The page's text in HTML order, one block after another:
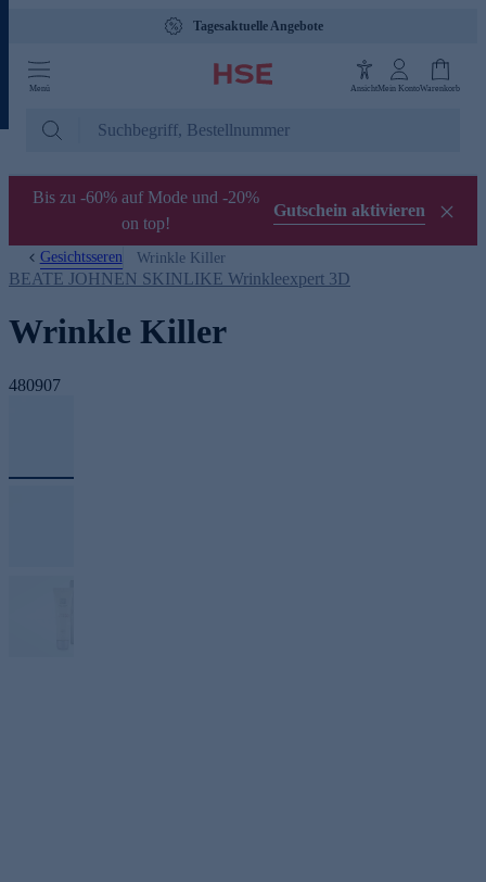
Tagesaktuelle Angebote
Menü AnsichtMein KontoWarenkorb
Bis zu -60% auf Mode und -20%
on top!
Gutschein aktivieren
Gesichtsseren Wrinkle Killer
BEATE JOHNEN SKINLIKE Wrinkleexpert 3D
Wrinkle Killer
480907